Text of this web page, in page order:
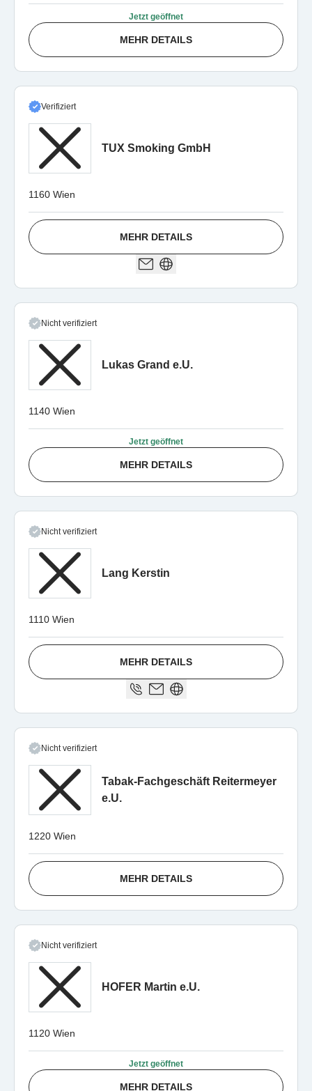
Jetzt geöffnet
MEHR DETAILS
Verifiziert
TUX Smoking GmbH
1160 Wien
MEHR DETAILS
Nicht verifiziert
Lukas Grand e.U.
1140 Wien
Jetzt geöffnet
MEHR DETAILS
Nicht verifiziert
Lang Kerstin
1110 Wien
MEHR DETAILS
Nicht verifiziert
Tabak-Fachgeschäft Reitermeyer
e.U.
1220 Wien
MEHR DETAILS
Nicht verifiziert
HOFER Martin e.U.
1120 Wien
Jetzt geöffnet
MEHR DETAILS